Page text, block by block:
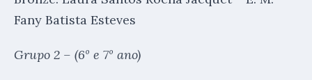
Fany Batista Esteves
Grupo 2 – (6º e 7º ano)